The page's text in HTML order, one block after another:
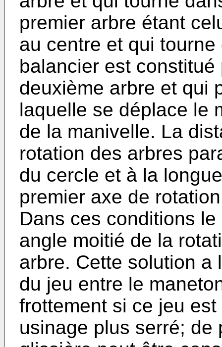
premier arbre étant
au centre et qui
balancier est
deuxième arbre et qui
laquelle se déplace le
de la manivelle. La
rotation des arbres
du cercle et à la
premier axe de
Dans ces conditions
angle moitié de la
arbre. Cette solution a
du jeu entre le
frottement si ce jeu
usinage plus serré; de